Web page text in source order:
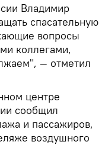
Владимир
спасательную
вопросы
коллегами,
— отметил
центре
сообщил
и пассажиров,
воздушного